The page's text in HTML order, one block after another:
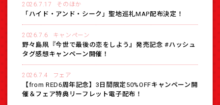
2026.7.17 そのほか
「ハイド・アンド・シーク」聖地巡礼MAP配布決定！
2026.7.6 キャンペーン
野々島凧『今世で最後の恋をしよう』発売記念 #ハッシュ
タグ感想キャンペーン開催！
2026.7.4 フェア
【from RED6周年記念】3日間限定50%OFFキャンペーン開
催＆フェア特典リーフレット電子配布！